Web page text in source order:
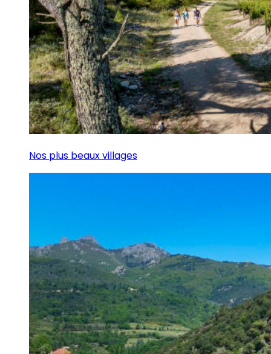
Nos plus beaux villages